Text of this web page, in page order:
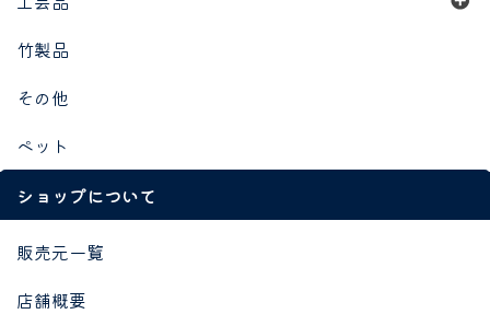
竹製品
その他
ペット
ショップについて
販売元一覧
店舗概要